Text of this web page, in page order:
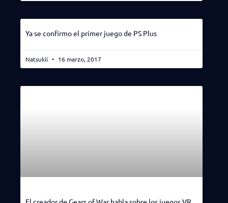
Ya se confirmo el primer juego de PS Plus
Natsukii 16 marzo, 2017